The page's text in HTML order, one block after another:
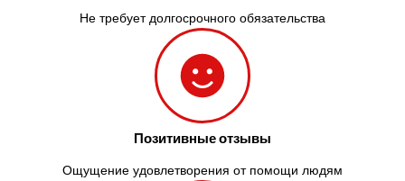
Не требует долгосрочного обязательства
Позитивные отзывы
Ощущение удовлетворения от помощи людям